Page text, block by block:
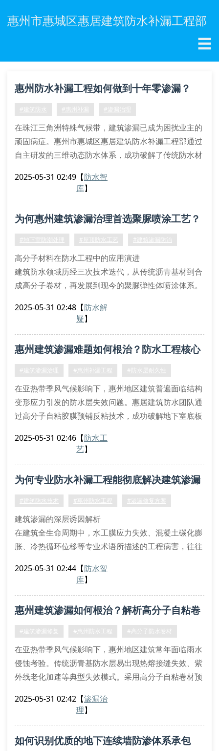
惠州市惠城区惠居建筑防水补漏工程部
☰
惠州防水补漏工程如何做到十年零渗漏？
#建筑防水 #惠州补漏 #渗漏治理
在珠江三角洲特殊气候带，建筑渗漏已成为困扰业主的
顽固病症。惠州市惠城区惠居建筑防水补漏工程部通过
自主研发的三维动态防水体系，成功破解了传统防水材
子自粘胶膜预铺反粘工艺、非固化橡胶沥青复合防水层
针对惠州地区常见的混凝土碳化诱发渗漏现象，工程团
队采用电化学再碱化技术进行基面修复。通
2025-05-31 02:49 【防水智
库】
为何惠州建筑渗漏治理首选聚脲喷涂工艺？
#地下室防潮处理 #屋顶防水工艺 #建筑渗漏防治
高分子材料在防水工程中的应用演进
建筑防水领域历经三次技术迭代，从传统沥青基材到合
成高分子卷材，再发展到现今的聚脲弹性体喷涂体系。
680%，拉伸强度突破22mpa，远超gb/t23446-2009标
渗漏治理的精准诊断技术
针对不同渗漏类型，我们配备专业检
2025-05-31 02:48 【防水解
疑】
惠州建筑渗漏难题如何根治？防水工程核心
技术解析
#建筑渗漏治理 #惠州补漏工程 #防水层耐久性
在亚热带季风气候影响下，惠州地区建筑普遍面临结构
变形应力引发的防水层失效问题。惠居建筑防水团队通
过高分子自粘胶膜预铺反粘技术，成功破解地下室底板
层形成分子级粘接，实现零空隙复合防水体系。
阳角部位形成2mm厚无缝涂膜层
背水面抗渗工法：采用结晶渗透型材料，在混凝土内部
2025-05-31 02:46 【防水工
艺】
为何专业防水补漏工程能彻底解决建筑渗漏
难题？
#建筑防水技术 #惠州防水工程 #渗漏修复方案
建筑渗漏的深层诱因解析
在建筑全生命周期中，水工膜应力失效、混凝土碳化膨
胀、冷热循环位移等专业术语所描述的工程病害，往往
建筑防水补漏工程部通过三维点云扫描技术，可精准定
采用非固化橡胶沥青涂料与高分子自粘胶膜复合工法，
实现动态裂缝的自愈合修复。针对地下室背水压渗漏问
2025-05-31 02:44 【防水智
库】
惠州建筑渗漏如何根治？解析高分子自粘卷
材施工工艺
#建筑渗漏修复 #惠州防水工程 #高分子防水卷材
在亚热带季风气候影响下，惠州地区建筑常年面临雨水
侵蚀考验。传统沥青基防水层易出现热熔接缝失效、紫
外线老化加速等典型失效模式。采用高分子自粘卷材预
变形引发的防水层断裂问题。
于构造性渗流。混凝土碳化深度超过保护层厚度时，氯
2025-05-31 02:42 【渗漏治
理】
如何识别优质的地下连续墙防渗体系承包